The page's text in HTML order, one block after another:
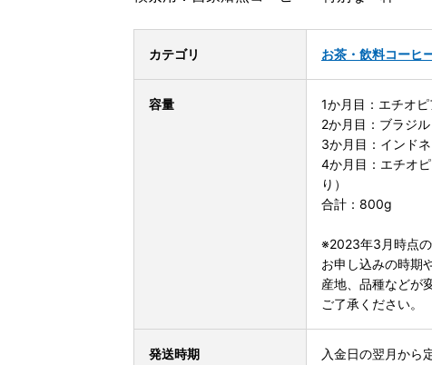
カテゴリ お茶・飲料コーヒ
容量
1か月目：エチオ
2か月目：ブラジ
3か月目：インド
4か月目：エチオ
り）
合計：800g
※2023年3月時点の
お申し込みの時期
産地、品種などが
ご了承ください。
発送時期
入金日の翌月から